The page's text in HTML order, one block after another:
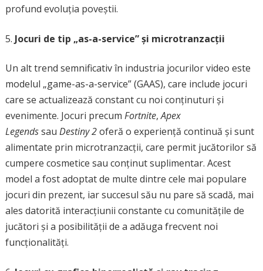
profund evoluția poveștii.
Jocuri de tip „as-a-service” și microtranzacții
Un alt trend semnificativ în industria jocurilor video este
modelul „game-as-a-service” (GAAS), care include jocuri
care se actualizează constant cu noi conținuturi și
evenimente. Jocuri precum Fortnite,Apex
Legendssau Destiny 2oferă o experiență continuă și sunt
alimentate prin microtranzacții, care permit jucătorilor să
cumpere cosmetice sau conținut suplimentar. Acest
model a fost adoptat de multe dintre cele mai populare
jocuri din prezent, iar succesul său nu pare să scadă, mai
ales datorită interacțiunii constante cu comunitățile de
jucători și a posibilității de a adăuga frecvent noi
funcționalități.